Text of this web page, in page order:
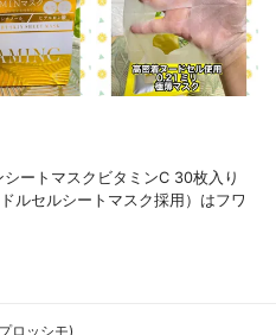
ートマスクビタミンC 30枚入り
ルセルシートマスク採用）はフワ
ロッシモ)